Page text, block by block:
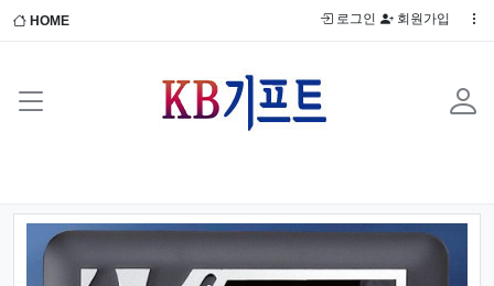
HOME 로그인 회원가입